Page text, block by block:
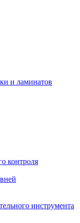
и ламинатов
контроля
инструмента